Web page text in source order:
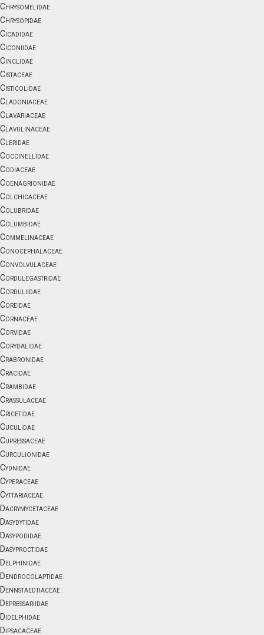
Chrysomelidae
Chrysopidae
Cicadidae
Ciconiidae
Cinclidae
Cistaceae
Cisticolidae
Cladoniaceae
Clavariaceae
Clavulinaceae
Cleridae
Coccinellidae
Codiaceae
Coenagrionidae
Colchicaceae
Colubridae
Columbidae
Commelinaceae
Conocephalaceae
Convolvulaceae
Cordulegastridae
Corduliidae
Coreidae
Cornaceae
Corvidae
Corydalidae
Crabronidae
Cracidae
Crambidae
Crassulaceae
Cricetidae
Cuculidae
Cupressaceae
Curculionidae
Cydnidae
Cyperaceae
Cyttariaceae
Dacrymycetaceae
Dasydytidae
Dasypodidae
Dasyproctidae
Delphinidae
Dendrocolaptidae
Dennstaedtiaceae
Depressariidae
Didelphidae
Dipsacaceae